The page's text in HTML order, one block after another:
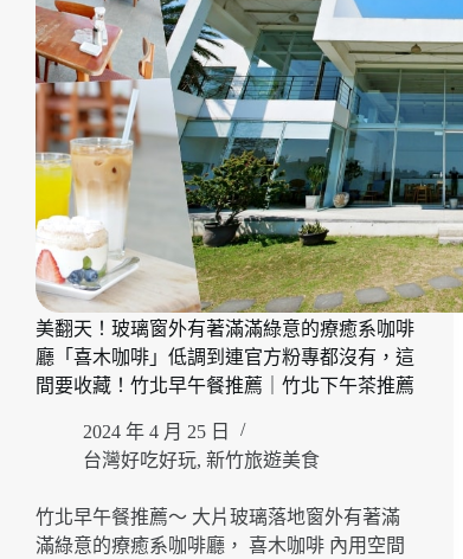
美翻天！玻璃窗外有著滿滿綠意的療癒系咖啡
廳「喜木咖啡」低調到連官方粉專都沒有，這
間要收藏！竹北早午餐推薦｜竹北下午茶推薦
2024 年 4 月 25 日
台灣好吃好玩, 新竹旅遊美食
竹北早午餐推薦～ 大片玻璃落地窗外有著滿
滿綠意的療癒系咖啡廳， 喜木咖啡 內用空間